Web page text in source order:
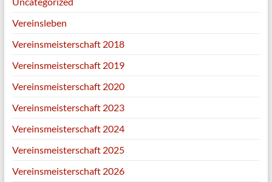
Vereinsleben
Vereinsmeisterschaft 2018
Vereinsmeisterschaft 2019
Vereinsmeisterschaft 2020
Vereinsmeisterschaft 2023
Vereinsmeisterschaft 2024
Vereinsmeisterschaft 2025
Vereinsmeisterschaft 2026